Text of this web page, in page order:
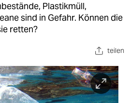
Plastikmüll,
sind in Gefahr. Können die
retten?
teilen